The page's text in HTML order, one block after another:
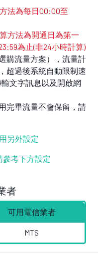
法為每日00:00至
方法為開通日為第一
為止(非24小時計算)
購流量方案），流量計
超過後系統自動限制速
文字訊息以及開啟網
完畢流量不會保留，請
另外設定
參考下方設定
者
可用電信業者
MTS